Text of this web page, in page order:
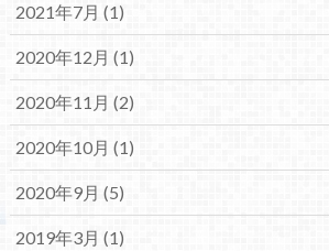
2021年7月 (1)
2020年12月 (1)
2020年11月 (2)
2020年10月 (1)
2020年9月 (5)
2019年3月 (1)